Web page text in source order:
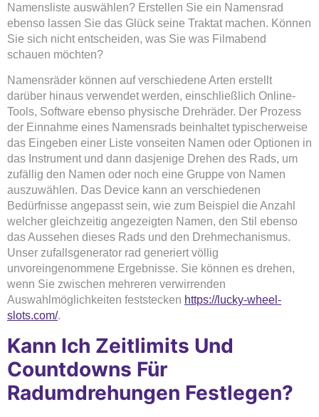
Namensliste auswählen? Erstellen Sie ein Namensrad
ebenso lassen Sie das Glück seine Traktat machen. Können
Sie sich nicht entscheiden, was Sie was Filmabend
schauen möchten?
Namensräder können auf verschiedene Arten erstellt
darüber hinaus verwendet werden, einschließlich Online-
Tools, Software ebenso physische Drehräder. Der Prozess
der Einnahme eines Namensrads beinhaltet typischerweise
das Eingeben einer Liste vonseiten Namen oder Optionen in
das Instrument und dann dasjenige Drehen des Rads, um
zufällig den Namen oder noch eine Gruppe von Namen
auszuwählen. Das Device kann an verschiedenen
Bedürfnisse angepasst sein, wie zum Beispiel die Anzahl
welcher gleichzeitig angezeigten Namen, den Stil ebenso
das Aussehen dieses Rads und den Drehmechanismus.
Unser zufallsgenerator rad generiert völlig
unvoreingenommene Ergebnisse. Sie können es drehen,
wenn Sie zwischen mehreren verwirrenden
Auswahlmöglichkeiten feststecken https://lucky-wheel-
slots.com/.
Kann Ich Zeitlimits Und
Countdowns Für
Radumdrehungen Festlegen?